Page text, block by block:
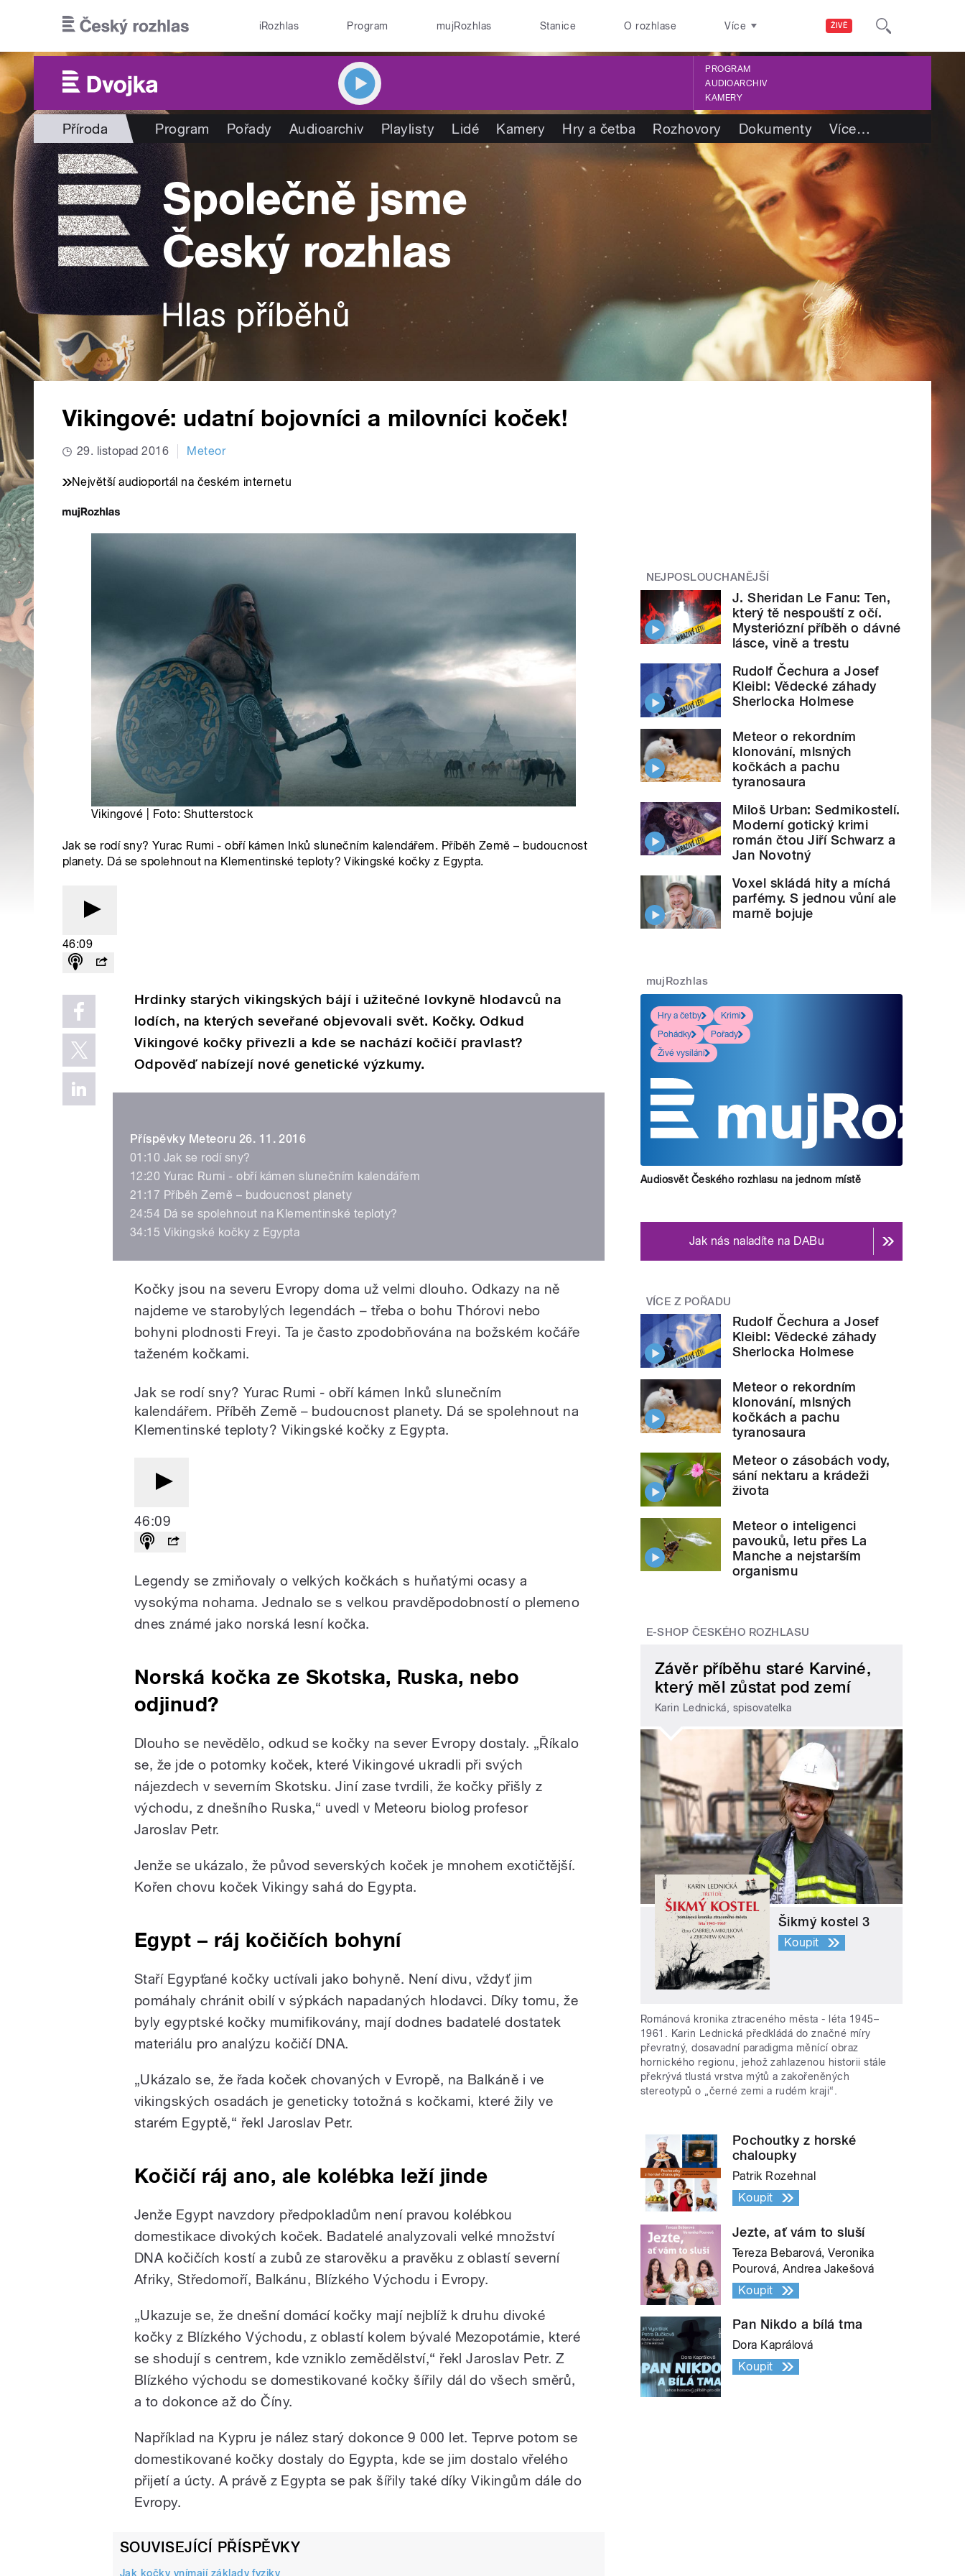
ŽIVĚ
iRozhlas Program mujRozhlas Stanice O rozhlase Více
PROGRAM
AUDIOARCHIV
KAMERY
Příroda Program Pořady Audioarchiv Playlisty Lidé Kamery Hry a četba Rozhovory Dokumenty Více…
Vikingové: udatní bojovníci a milovníci koček!
29. listopad 2016 Meteor
Největší audioportál na českém internetu
Vikingové | Foto: Shutterstock
Jak se rodí sny? Yurac Rumi - obří kámen Inků slunečním kalendářem. Příběh Země – budoucnost
planety. Dá se spolehnout na Klementinské teploty? Vikingské kočky z Egypta.
46:09
Hrdinky starých vikingských bájí i užitečné lovkyně hlodavců na
lodích, na kterých seveřané objevovali svět. Kočky. Odkud
Vikingové kočky přivezli a kde se nachází kočičí pravlast?
Odpověď nabízejí nové genetické výzkumy.
Příspěvky Meteoru 26. 11. 2016
01:10 Jak se rodí sny?
12:20 Yurac Rumi - obří kámen slunečním kalendářem
21:17 Příběh Země – budoucnost planety
24:54 Dá se spolehnout na Klementinské teploty?
34:15 Vikingské kočky z Egypta
Kočky jsou na severu Evropy doma už velmi dlouho. Odkazy na ně
najdeme ve starobylých legendách – třeba o bohu Thórovi nebo
bohyni plodnosti Freyi. Ta je často zpodobňována na božském kočáře
taženém kočkami.
Jak se rodí sny? Yurac Rumi - obří kámen Inků slunečním
kalendářem. Příběh Země – budoucnost planety. Dá se spolehnout na
Klementinské teploty? Vikingské kočky z Egypta.
46:09
Legendy se zmiňovaly o velkých kočkách s huňatými ocasy a
vysokýma nohama. Jednalo se s velkou pravděpodobností o plemeno
dnes známé jako norská lesní kočka.
Norská kočka ze Skotska, Ruska, nebo
odjinud?
Dlouho se nevědělo, odkud se kočky na sever Evropy dostaly. „Říkalo
se, že jde o potomky koček, které Vikingové ukradli při svých
nájezdech v severním Skotsku. Jiní zase tvrdili, že kočky přišly z
východu, z dnešního Ruska,“ uvedl v Meteoru biolog profesor
Jaroslav Petr.
Jenže se ukázalo, že původ severských koček je mnohem exotičtější.
Kořen chovu koček Vikingy sahá do Egypta.
Egypt – ráj kočičích bohyní
Staří Egypťané kočky uctívali jako bohyně. Není divu, vždyť jim
pomáhaly chránit obilí v sýpkách napadaných hlodavci. Díky tomu, že
byly egyptské kočky mumifikovány, mají dodnes badatelé dostatek
materiálu pro analýzu kočičí DNA.
„Ukázalo se, že řada koček chovaných v Evropě, na Balkáně i ve
vikingských osadách je geneticky totožná s kočkami, které žily ve
starém Egyptě,“ řekl Jaroslav Petr.
Kočičí ráj ano, ale kolébka leží jinde
Jenže Egypt navzdory předpokladům není pravou kolébkou
domestikace divokých koček. Badatelé analyzovali velké množství
DNA kočičích kostí a zubů ze starověku a pravěku z oblastí severní
Afriky, Středomoří, Balkánu, Blízkého Východu i Evropy.
„Ukazuje se, že dnešní domácí kočky mají nejblíž k druhu divoké
kočky z Blízkého Východu, z oblastí kolem bývalé Mezopotámie, které
se shodují s centrem, kde vzniklo zemědělství,“ řekl Jaroslav Petr. Z
Blízkého východu se domestikované kočky šířily dál do všech směrů,
a to dokonce až do Číny.
Například na Kypru je nález starý dokonce 9 000 let. Teprve potom se
domestikované kočky dostaly do Egypta, kde se jim dostalo vřelého
přijetí a úcty. A právě z Egypta se pak šířily také díky Vikingům dále do
Evropy.
SOUVISEJÍCÍ PŘÍSPĚVKY
Jak kočky vnímají základy fyziky
NEJPOSLOUCHANĚJŠÍ
J. Sheridan Le Fanu: Ten,
který tě nespouští z očí.
Mysteriózní příběh o dávné
lásce, vině a trestu
Rudolf Čechura a Josef
Kleibl: Vědecké záhady
Sherlocka Holmese
Meteor o rekordním
klonování, mlsných
kočkách a pachu
tyranosaura
Miloš Urban: Sedmikostelí.
Moderní gotický krimi
román čtou Jiří Schwarz a
Jan Novotný
Voxel skládá hity a míchá
parfémy. S jednou vůní ale
marně bojuje
mujRozhlas
Hry a četby
Krimi
Pohádky
Pořady
Živé vysílání
Audiosvět Českého rozhlasu na jednom místě
Jak nás naladíte na DABu
VÍCE Z POŘADU
Rudolf Čechura a Josef
Kleibl: Vědecké záhady
Sherlocka Holmese
Meteor o rekordním
klonování, mlsných
kočkách a pachu
tyranosaura
Meteor o zásobách vody,
sání nektaru a krádeži
života
Meteor o inteligenci
pavouků, letu přes La
Manche a nejstarším
organismu
E-SHOP ČESKÉHO ROZHLASU
Závěr příběhu staré Karviné,
který měl zůstat pod zemí
Karin Lednická, spisovatelka
Šikmý kostel 3
Koupit
Románová kronika ztraceného města - léta 1945–
1961. Karin Lednická předkládá do značné míry
převratný, dosavadní paradigma měnící obraz
hornického regionu, jehož zahlazenou historii stále
překrývá tlustá vrstva mýtů a zakořeněných
stereotypů o „černé zemi a rudém kraji“.
Pochoutky z horské
chaloupky
Patrik Rozehnal
Koupit
Jezte, ať vám to sluší
Tereza Bebarová, Veronika
Pourová, Andrea Jakešová
Koupit
Pan Nikdo a bílá tma
Dora Kaprálová
Koupit